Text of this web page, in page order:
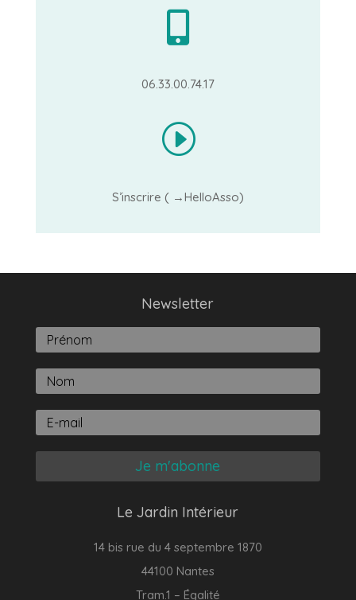

06.33.00.74.17
I
S’inscrire ( →HelloAsso)
Newsletter
Je m'abonne
Le Jardin Intérieur
14 bis rue du 4 septembre 1870
44100 Nantes
Tram.1 – Égalité